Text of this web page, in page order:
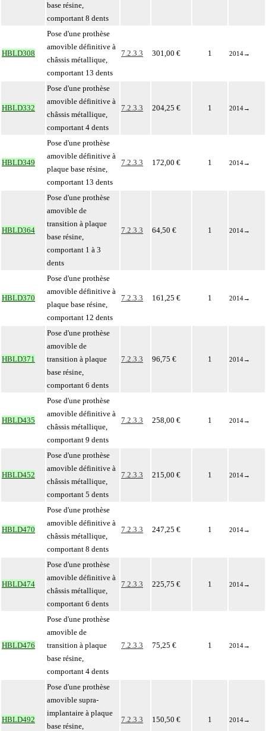
base résine,
comportant 8 dents
HBLD308
Pose d'une prothèse
amovible définitive à
châssis métallique,
comportant 13 dents
7.2.3.3 301,00 € 1 2014→
HBLD332
Pose d'une prothèse
amovible définitive à
châssis métallique,
comportant 4 dents
7.2.3.3 204,25 € 1 2014→
HBLD349
Pose d'une prothèse
amovible définitive à
plaque base résine,
comportant 13 dents
7.2.3.3 172,00 € 1 2014→
HBLD364
Pose d'une prothèse
amovible de
transition à plaque
base résine,
comportant 1 à 3
dents
7.2.3.3 64,50 € 1 2014→
HBLD370
Pose d'une prothèse
amovible définitive à
plaque base résine,
comportant 12 dents
7.2.3.3 161,25 € 1 2014→
HBLD371
Pose d'une prothèse
amovible de
transition à plaque
base résine,
comportant 6 dents
7.2.3.3 96,75 € 1 2014→
HBLD435
Pose d'une prothèse
amovible définitive à
châssis métallique,
comportant 9 dents
7.2.3.3 258,00 € 1 2014→
HBLD452
Pose d'une prothèse
amovible définitive à
châssis métallique,
comportant 5 dents
7.2.3.3 215,00 € 1 2014→
HBLD470
Pose d'une prothèse
amovible définitive à
châssis métallique,
comportant 8 dents
7.2.3.3 247,25 € 1 2014→
HBLD474
Pose d'une prothèse
amovible définitive à
châssis métallique,
comportant 6 dents
7.2.3.3 225,75 € 1 2014→
HBLD476
Pose d'une prothèse
amovible de
transition à plaque
base résine,
comportant 4 dents
7.2.3.3 75,25 € 1 2014→
HBLD492
Pose d'une prothèse
amovible supra-
implantaire à plaque
base résine,
7.2.3.3 150,50 € 1 2014→